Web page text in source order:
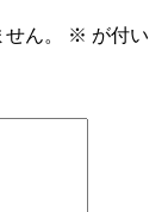
ん。 ※ が付い